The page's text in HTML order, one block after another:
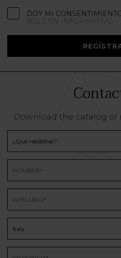
DOY MI
BOLETÍN INFORMATIVO
Download the catalog